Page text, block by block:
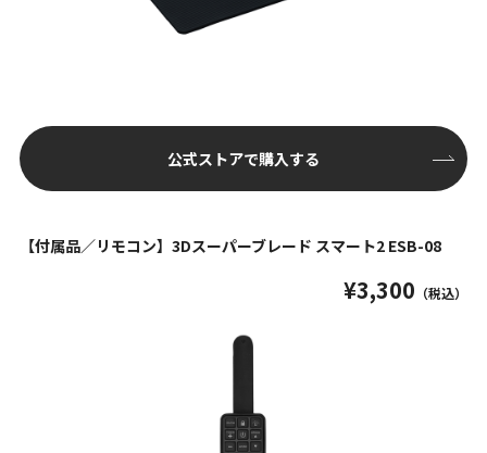
公式ストアで購入する
【付属品／リモコン】3Dスーパーブレード スマート2 ESB-08
¥3,300 （税込）